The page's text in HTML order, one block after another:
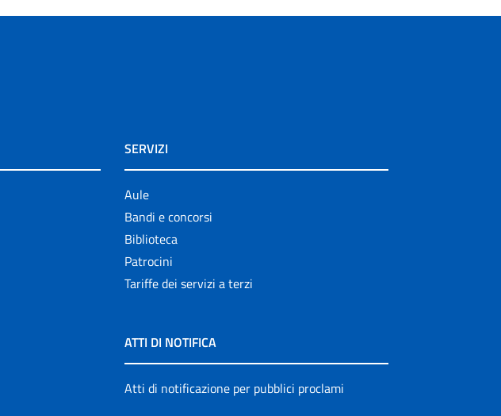
SERVIZI
Aule
Bandi e concorsi
Biblioteca
Patrocini
Tariffe dei servizi a terzi
ATTI DI NOTIFICA
Atti di notificazione per pubblici proclami